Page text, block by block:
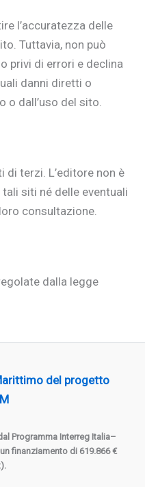
l’accuratezza delle
Tuttavia, non può
privi di errori e declina
danni diretti o
o dall’uso del sito.
di terzi. L’editore non è
siti né delle eventuali
consultazione.
dalla legge
del progetto
Programma Interreg Italia–
finanziamento di 619.866 €